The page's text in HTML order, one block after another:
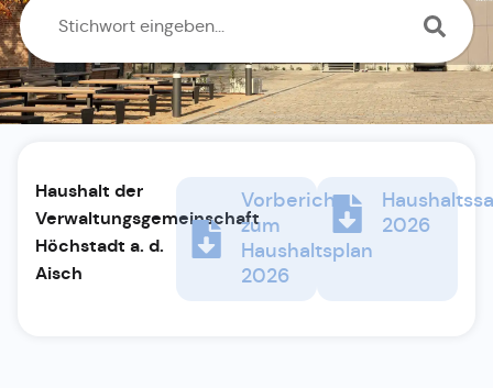
Haushalt der
Verwaltungsgemeinschaft
Höchstadt a. d.
Aisch
Vorbericht
zum
Haushaltsplan
2026
2026